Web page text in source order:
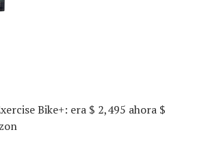
Bike+: era $ 2,495 ahora $